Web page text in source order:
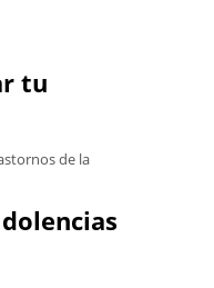
tu
de la